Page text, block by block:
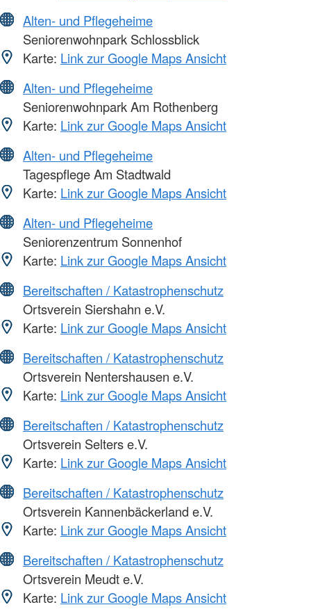
Alten- und Pflegeheime
Seniorenwohnpark Schlossblick
Karte: Link zur Google Maps Ansicht
Alten- und Pflegeheime
Seniorenwohnpark Am Rothenberg
Karte: Link zur Google Maps Ansicht
Alten- und Pflegeheime
Tagespflege Am Stadtwald
Karte: Link zur Google Maps Ansicht
Alten- und Pflegeheime
Seniorenzentrum Sonnenhof
Karte: Link zur Google Maps Ansicht
Bereitschaften / Katastrophenschutz
Ortsverein Siershahn e.V.
Karte: Link zur Google Maps Ansicht
Bereitschaften / Katastrophenschutz
Ortsverein Nentershausen e.V.
Karte: Link zur Google Maps Ansicht
Bereitschaften / Katastrophenschutz
Ortsverein Selters e.V.
Karte: Link zur Google Maps Ansicht
Bereitschaften / Katastrophenschutz
Ortsverein Kannenbäckerland e.V.
Karte: Link zur Google Maps Ansicht
Bereitschaften / Katastrophenschutz
Ortsverein Meudt e.V.
Karte: Link zur Google Maps Ansicht